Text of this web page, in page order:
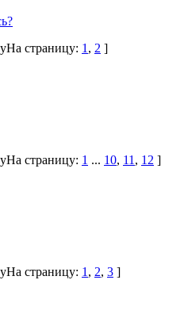
На страницу: 1 , 2 ]
На страницу: 1 ... 10, 11 , 12 ]
На страницу: 1 , 2, 3 ]